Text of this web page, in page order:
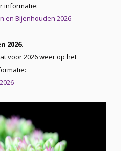
informatie:
en Bijenhouden 2026
2026.
voor 2026 weer op het